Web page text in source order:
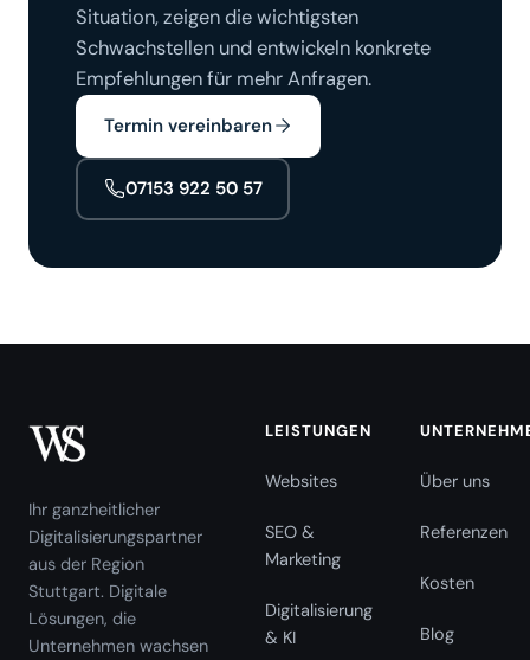
Situation, zeigen die wichtigsten
Schwachstellen und entwickeln konkrete
Empfehlungen für mehr Anfragen.
Termin vereinbaren
07153 922 50 57
Ihr ganzheitlicher
Digitalisierungspartner
aus der Region
Stuttgart. Digitale
Lösungen, die
Unternehmen wachsen
LEISTUNGEN
Websites
SEO &
Marketing
Digitalisierung
& KI
Über uns
Referenzen
Kosten
Blog